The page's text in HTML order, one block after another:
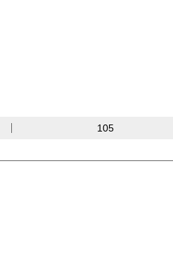
105